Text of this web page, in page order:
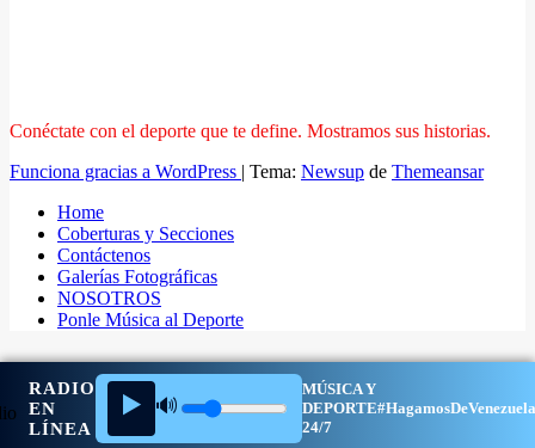
RADIO
EN
LÍNEA
▶️ 🔊
MÚSICA Y
DEPORTE
24/7
Conéctate con el deporte que te define. Mostramos sus historias.
Funciona gracias a WordPress | Tema: Newsup de Themeansar
Home
Coberturas y Secciones
Contáctenos
Galerías Fotográficas
NOSOTROS
Ponle Música al Deporte